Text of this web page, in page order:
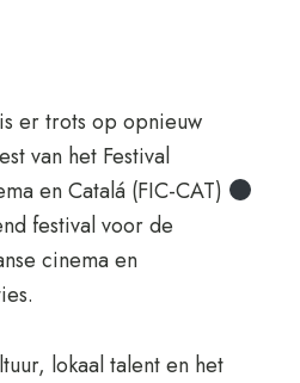
er trots op opnieuw
van het Festival
en Catalá (FIC-CAT)
festival voor de
cinema en
lokaal talent en het